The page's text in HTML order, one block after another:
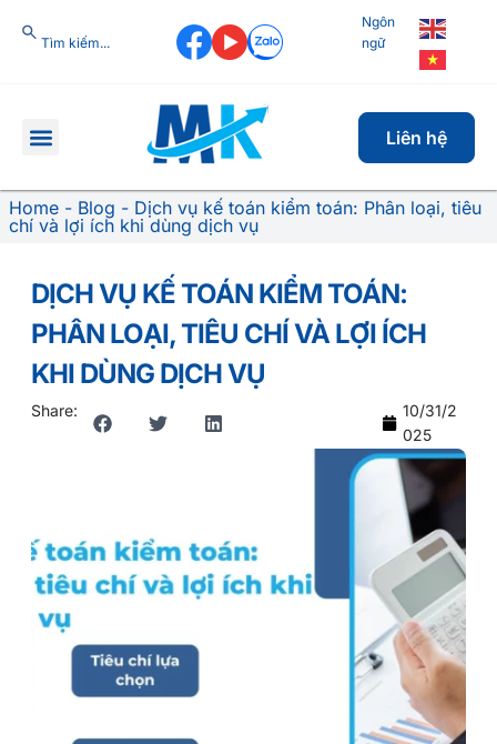
Ngôn
ngữ
Liên hệ
Home - Blog - Dịch vụ kế toán kiểm toán: Phân loại, tiêu
chí và lợi ích khi dùng dịch vụ
DỊCH VỤ KẾ TOÁN KIỂM TOÁN:
PHÂN LOẠI, TIÊU CHÍ VÀ LỢI ÍCH
KHI DÙNG DỊCH VỤ
Share:
10/31/2
025